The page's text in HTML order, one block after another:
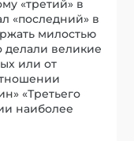
«третий» в
«последний» в
милостью
делали великие
или от
«Третьего
наиболее